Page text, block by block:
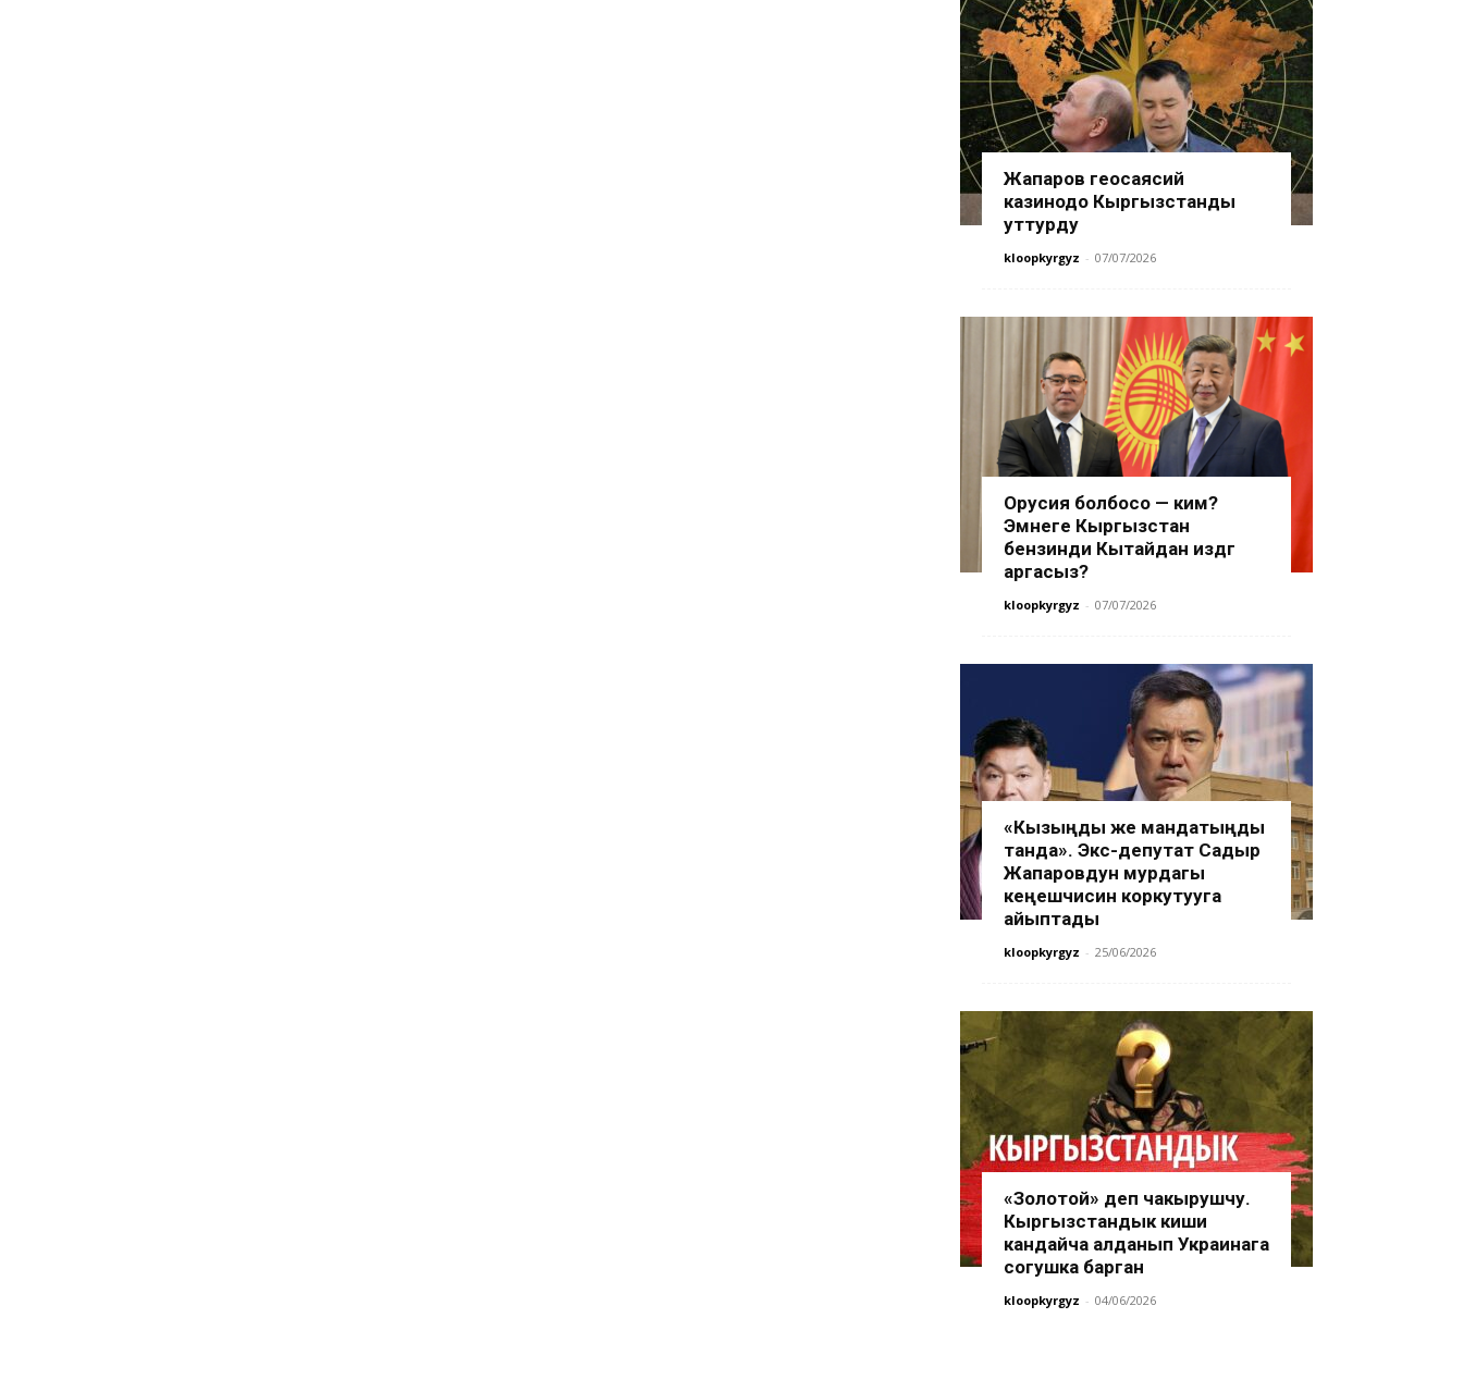
Жапаров геосаясий
казинодо Кыргызстанды
уттурду
kloopkyrgyz - 07/07/2026
Орусия болбосо — ким?
Эмнеге Кыргызстан
бензинди Кытайдан издөөгө
аргасыз?
kloopkyrgyz - 07/07/2026
«Кызыңды же мандатыңды
танда». Экс-депутат Садыр
Жапаровдун мурдагы
кеңешчисин коркутууга
айыптады
kloopkyrgyz - 25/06/2026
«Золотой» деп чакырушчу.
Кыргызстандык киши
кандайча алданып Украинага
согушка барган
kloopkyrgyz - 04/06/2026